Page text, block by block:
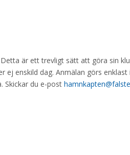
är ett trevligt sätt att göra sin
ej enskild dag. Anmälan görs
Skickar du e-post